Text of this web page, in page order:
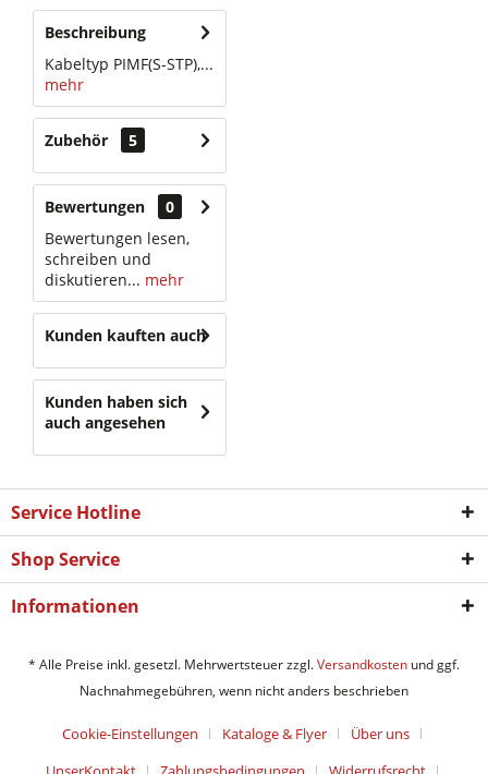
Beschreibung
Kabeltyp PIMF(S-STP),...
mehr
Zubehör 5
Bewertungen
0
Bewertungen lesen,
schreiben und
diskutieren... mehr
Kunden kauften auch
Kunden haben sich
auch angesehen
Service Hotline
Shop Service
Informationen
* Alle Preise inkl. gesetzl. Mehrwertsteuer zzgl.Versandkosten und ggf.
Nachnahmegebühren, wenn nicht anders beschrieben
Cookie-Einstellungen Kataloge & Flyer
Über uns